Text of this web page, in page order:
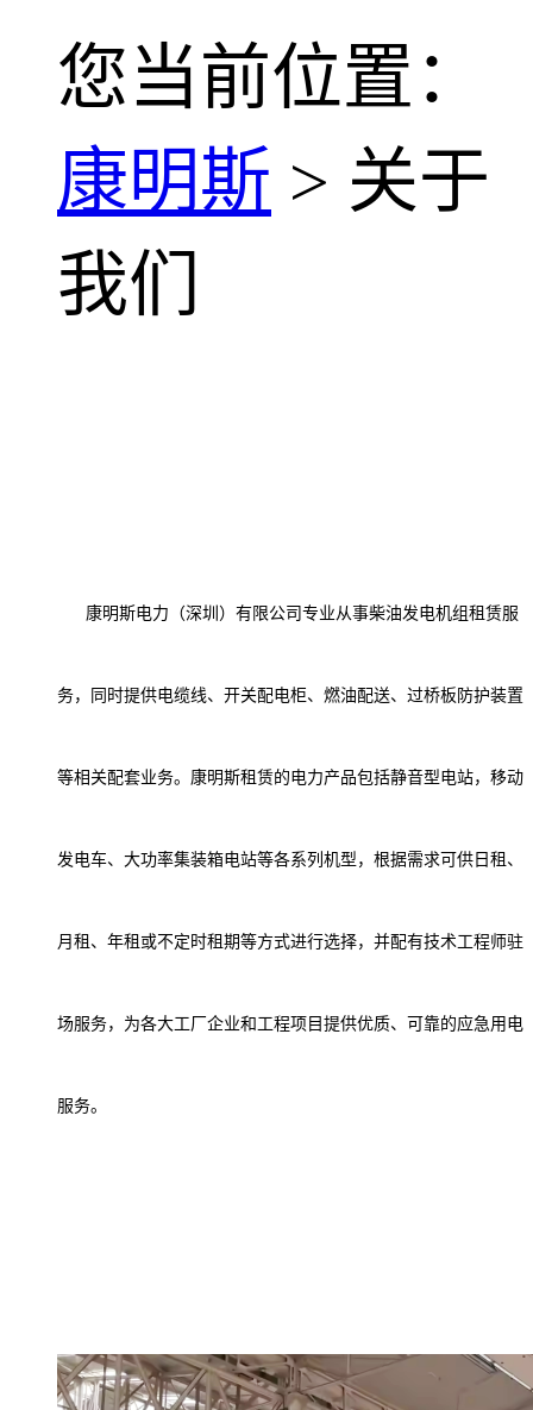
您当前位置：
康明斯 > 关于
我们
康明斯电力（深圳）有限公司 专业从事柴油发电机组租赁服
务，同时提供电缆线、开关配电柜、 燃油配送、 过桥板 防护装置
等相关配套业务。 康明斯租赁的电力产品包括静音型 电站， 移动
发电车、大功率集装箱电站等各系列机型， 根据需求可供日租、
月租、年租或不定时租期等方式进行选择， 并配有技术工程师驻
场服务，为各大工厂企业和 工程项目提供优质、可靠的应急用电
服务。